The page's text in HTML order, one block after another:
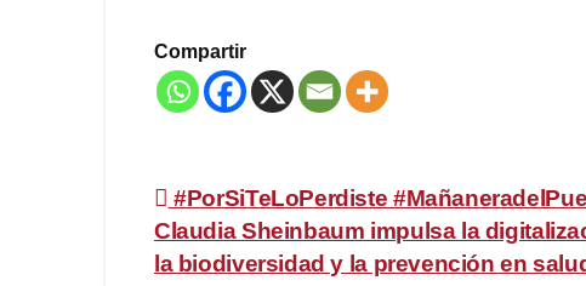
Compartir
Navegación
de
#PorSiTeLoPerdiste
Claudia Sheinbaum impulsa la
la biodiversidad y la prevención en